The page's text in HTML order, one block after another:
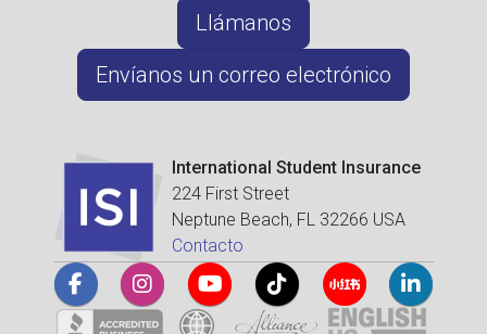
Llámanos
Envíanos un correo electrónico
International Student Insurance
224 First Street
Neptune Beach, FL 32266 USA
Contacto